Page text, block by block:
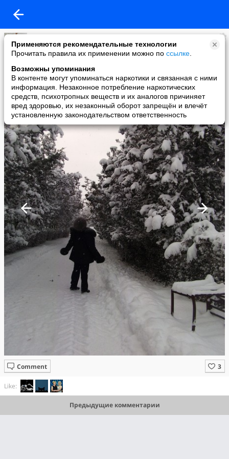
Применяются рекомендательные технологии
Прочитать правила их применении можно по ссылке
Возможны упоминания
В контенте могут упоминаться наркотики и связанная с ними
информация. Незаконное потребление наркотических
средств, психотропных веществ и их аналогов причиняет
вред здоровью, их незаконный оборот запрещён и влечёт
установленную законодательством ответственность
нет
added a photo
09 Dec в 22:33
Comment
Like:
Предыдущие комментарии